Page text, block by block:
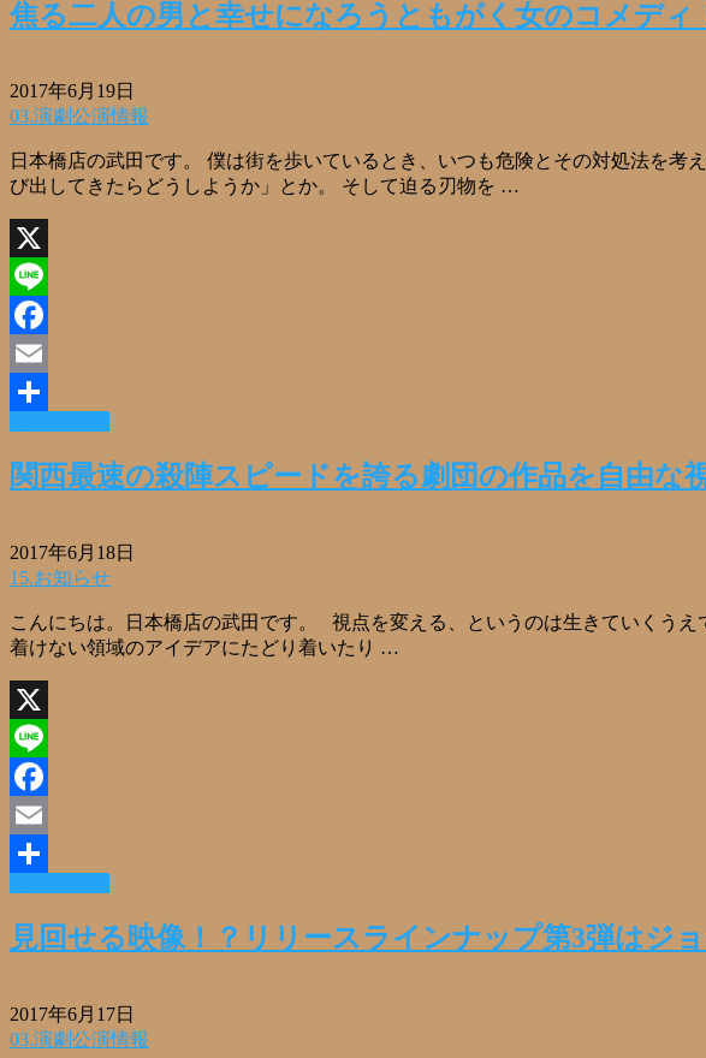
焦る二人の男と幸せになろうともがく女のコメディ
2017年6月19日
03.演劇公演情報
日本橋店の武田です。 僕は街を歩いているとき、いつも危険とその対処法を
び出してきたらどうしようか」とか。 そして迫る刃物を …
X
Line
Facebook
Email
共
有
関西最速の殺陣スピードを誇る劇団の作品を自由な
2017年6月18日
15.お知らせ
こんにちは。日本橋店の武田です。 視点を変える、というのは生きていくう
着けない領域のアイデアにたどり着いたり …
X
Line
Facebook
Email
共
有
見回せる映像！？リリースラインナップ第3弾はジ
2017年6月17日
03.演劇公演情報